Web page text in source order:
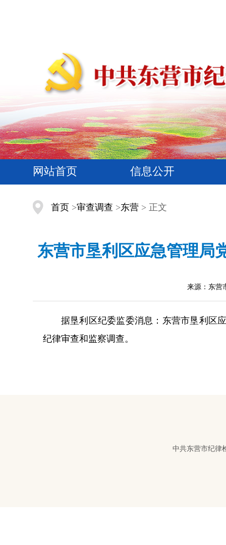
网站首页 信息公开
首页 >审查调查 >东营 > 正文
东营市垦利区应急管理局
来源：东营
据垦利区纪委监委消息：东营市垦利区
纪律审查和监察调查。
中共东营市纪